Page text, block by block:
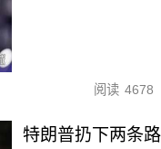
阅读 4678
特朗普扔下两条